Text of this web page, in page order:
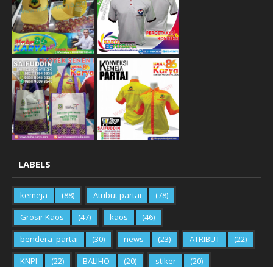
LABELS
kemeja (88) Atribut partai
(78)
Grosir Kaos
(47) kaos
(46)
bendera_partai
(30) news (23) ATRIBUT
(22)
KNPI
(22) BALIHO (20) stiker
(20)